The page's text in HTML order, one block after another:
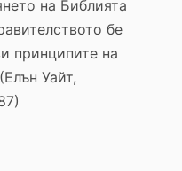
на Библията
бе
принципите на
Уайт,